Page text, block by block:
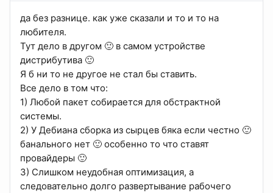
да без разнице. как уже сказали и то и то на
любителя.
Тут дело в другом 🙂 в самом устройстве
дистрибутива 🙂
Я б ни то не другое не стал бы ставить.
Все дело в том что:
1) Любой пакет собирается для обстрактной
системы.
2) У Дебиана сборка из сырцев бяка если честно 🙂
банального нет 🙂 особенно то что ставят
провайдеры 🙂
3) Слишком неудобная оптимизация, а
следовательно долго развертывание рабочего